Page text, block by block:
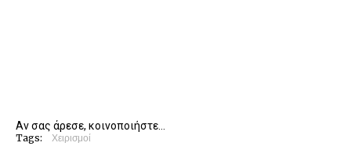
Αν σας άρεσε, κοινοποιήστε...
Tags: Χειρισμοί